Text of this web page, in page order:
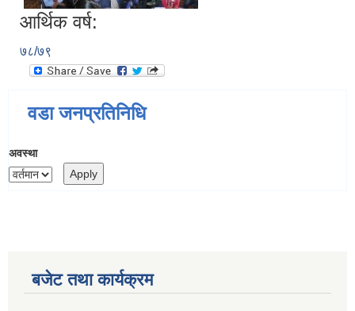
आर्थिक वर्ष:
७८/७९
वडा जनप्रतिनिधि
अवस्था
बजेट तथा कार्यक्रम